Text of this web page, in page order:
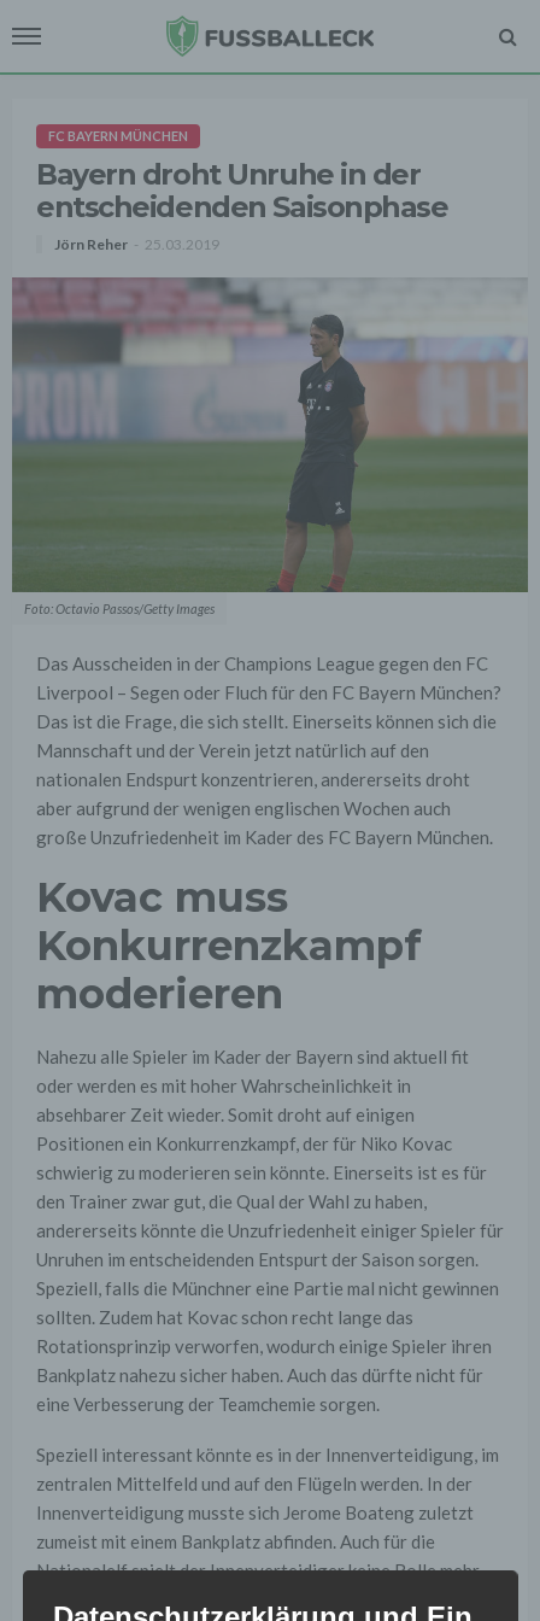
FC BAYERN MÜNCHEN
Bayern droht Unruhe in der
entscheidenden Saisonphase
Jörn Reher 25.03.2019
Foto: Octavio Passos/Getty Images
Das Ausscheiden in der Champions League gegen den FC
Liverpool – Segen oder Fluch für den FC Bayern München?
Das ist die Frage, die sich stellt. Einerseits können sich die
Mannschaft und der Verein jetzt natürlich auf den
nationalen Endspurt konzentrieren, andererseits droht
aber aufgrund der wenigen englischen Wochen auch
große Unzufriedenheit im Kader des FC Bayern München.
Kovac muss
Konkurrenzkampf
moderieren
Nahezu alle Spieler im Kader der Bayern sind aktuell fit
oder werden es mit hoher Wahrscheinlichkeit in
absehbarer Zeit wieder. Somit droht auf einigen
Positionen ein Konkurrenzkampf, der für Niko Kovac
schwierig zu moderieren sein könnte. Einerseits ist es für
den Trainer zwar gut, die Qual der Wahl zu haben,
andererseits könnte die Unzufriedenheit einiger Spieler für
Unruhen im entscheidenden Entspurt der Saison sorgen.
Speziell, falls die Münchner eine Partie mal nicht gewinnen
sollten. Zudem hat Kovac schon recht lange das
Rotationsprinzip verworfen, wodurch einige Spieler ihren
Bankplatz nahezu sicher haben. Auch das dürfte nicht für
eine Verbesserung der Teamchemie sorgen.
Speziell interessant könnte es in der Innenverteidigung, im
zentralen Mittelfeld und auf den Flügeln werden. In der
Innenverteidigung musste sich Jerome Boateng zuletzt
zumeist mit einem Bankplatz abfinden. Auch für die
Nationalelf spielt der Innenverteidiger keine Rolle mehr.